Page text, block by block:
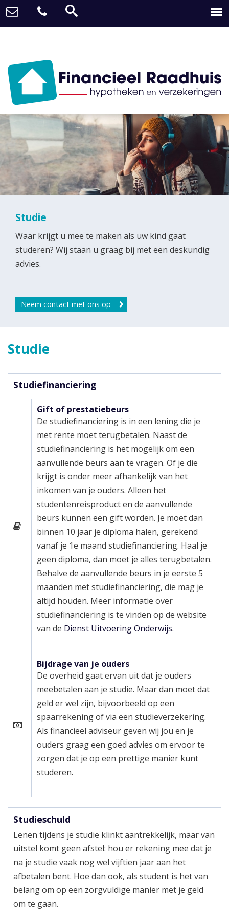
Studie
Waar krijgt u mee te maken als uw kind gaat
studeren? Wij staan u graag bij met een deskundig
advies.
Neem contact met ons op
Studie
Studiefinanciering
Gift of prestatiebeurs
De studiefinanciering is in een lening die je
met rente moet terugbetalen. Naast de
studiefinanciering is het mogelijk om een
aanvullende beurs aan te vragen. Of je die
krijgt is onder meer afhankelijk van het
inkomen van je ouders. Alleen het
studentenreisproduct en de aanvullende
beurs kunnen een gift worden. Je moet dan
binnen 10 jaar je diploma halen, gerekend
vanaf je 1e maand studiefinanciering. Haal je
geen diploma, dan moet je alles terugbetalen.
Behalve de aanvullende beurs in je eerste 5
maanden met studiefinanciering, die mag je
altijd houden. Meer informatie over
studiefinanciering is te vinden op de website
van de Dienst Uitvoering Onderwijs.
Bijdrage van je ouders
De overheid gaat ervan uit dat je ouders
meebetalen aan je studie. Maar dan moet dat
geld er wel zijn, bijvoorbeeld op een
spaarrekening of via een studieverzekering.
Als financieel adviseur geven wij jou en je
ouders graag een goed advies om ervoor te
zorgen dat je op een prettige manier kunt
studeren.
Studieschuld
Lenen tijdens je studie klinkt aantrekkelijk, maar van
uitstel komt geen afstel: hou er rekening mee dat je
na je studie vaak nog wel vijftien jaar aan het
afbetalen bent. Hoe dan ook, als student is het van
belang om op een zorgvuldige manier met je geld
om te gaan.